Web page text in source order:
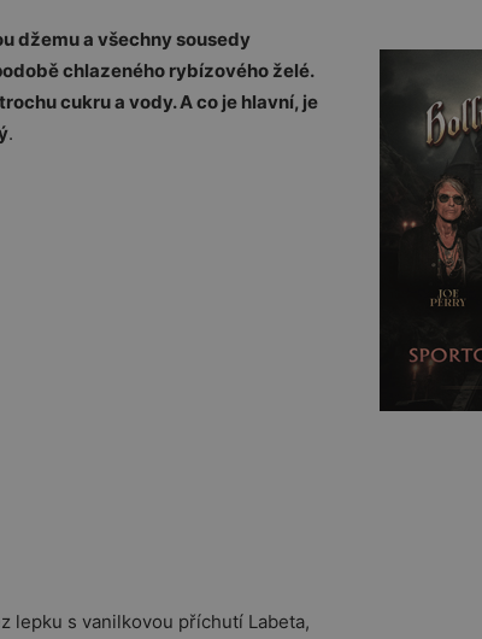
džemu a všechny sousedy
chlazeného rybízového želé.
cukru a vody. A co je hlavní, je
.
lepku s vanilkovou příchutí Labeta,